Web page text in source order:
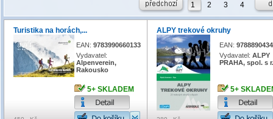
1 2 3 4
Turistika na horách,...
EAN: 9783990660133
Vydavatel:
Alpenverein,
Rakousko
5+ SKLADEM
ALPY trekové okruhy
EAN:
Vydavatel: ALPY
PRAHA, spol. s
5+